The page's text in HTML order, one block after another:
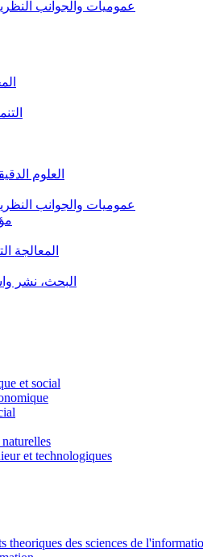
عموميات والجوانب
العلوم
عموميات والجوانب
المعالجة
البحث، نشر
et social
naturelles
et technologiques
theoriques des sciences de